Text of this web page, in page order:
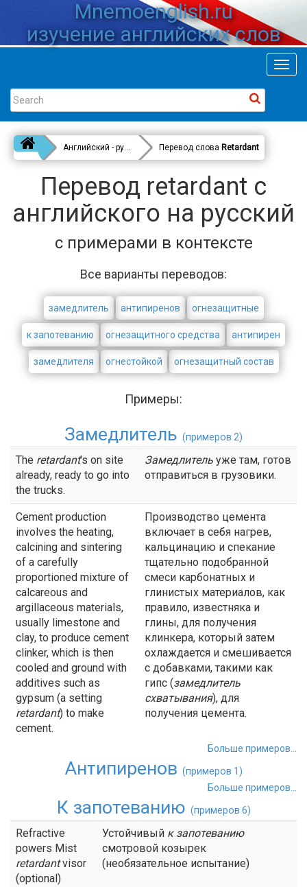
Mnemoenglish.ru
изучение английских слов
Английский - русский Перевод слова Retardant
Перевод retardant с
английского на русский
с примерами в контексте
Все варианты переводов:
замедлитель антипиренов огнезащитные
к запотеванию огнезащитного средства антипирен
замедлителя огнестойкой огнезащитный состав
Примеры:
Замедлитель (примеров 2)
The retardant's on site
already, ready to go into
the trucks.
Замедлитель уже там, готов
отправиться в грузовики.
Cement production
involves the heating,
calcining and sintering
of a carefully
proportioned mixture of
calcareous and
argillaceous materials,
usually limestone and
clay, to produce cement
clinker, which is then
cooled and ground with
additives such as
gypsum (a setting
retardant) to make
cement.
Производство цемента
включает в себя нагрев,
кальцинацию и спекание
тщательно подобранной
смеси карбонатных и
глинистых материалов, как
правило, известняка и
глины, для получения
клинкера, который затем
охлаждается и смешивается
с добавками, такими как
гипс (замедлитель
схватывания), для
получения цемента.
Больше примеров...
Антипиренов (примеров 1)
Больше примеров...
К запотеванию (примеров 6)
Refractive
powers Mist
retardantvisor
(optional)
Устойчивый к запотеванию
смотровой козырек
(необязательное испытание)